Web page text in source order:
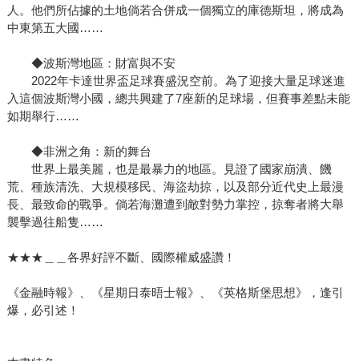
人。他們所佔據的土地倘若合併成一個獨立的庫德斯坦，將成為
中東第五大國……
◆波斯灣地區：財富與不安
2022年卡達世界盃足球賽盛況空前。為了迎接大量足球迷進
入這個波斯灣小國，總共興建了7座新的足球場，但賽事差點未能
如期舉行……
◆非洲之角：新的舞台
世界上最美麗，也是最暴力的地區。見證了國家崩潰、饑
荒、種族清洗、大規模移民、海盜劫掠，以及部分近代史上最漫
長、最致命的戰爭。倘若海灘遭到敵對勢力掌控，掠奪者將大舉
襲擊過往船隻……
★★★＿＿各界好評不斷、國際權威盛讚！
《金融時報》、《星期日泰晤士報》、《英格斯堡思想》，逢引
爆，必引述！